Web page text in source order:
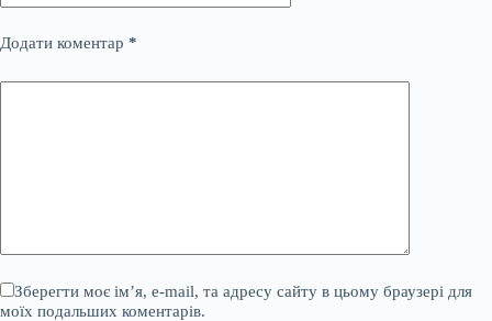
Додати коментар *
Зберегти моє ім’я, e-mail, та адресу сайту в цьому браузері для
моїх подальших коментарів.